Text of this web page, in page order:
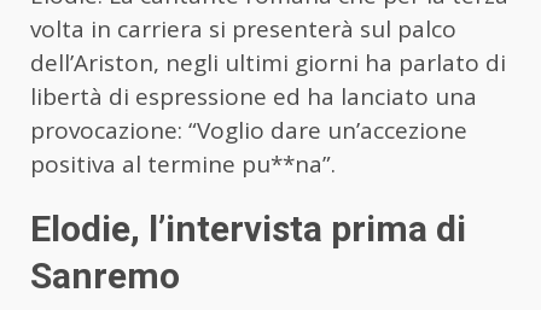
volta in carriera si presenterà sul palco
dell’Ariston, negli ultimi giorni ha parlato di
libertà di espressione ed ha lanciato una
provocazione: “Voglio dare un’accezione
positiva al termine pu**na”.
Elodie, l’intervista prima di
Sanremo